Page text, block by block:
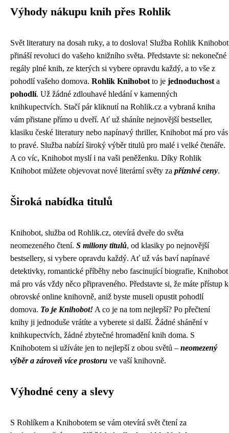
Výhody nákupu knih přes Rohlik
Svět literatury na dosah ruky, a to doslova! Služba Rohlik Knihobot
přináší revoluci do vašeho knižního světa. Představte si: nekonečné
regály plné knih, ze kterých si vybere opravdu každý, a to vše z
pohodlí vašeho domova. Rohlik Knihobot to je jednoduchost a
pohodlí. Už žádné zdlouhavé hledání v kamenných
knihkupectvích. Stačí pár kliknutí na Rohlik.cz a vybraná kniha
vám přistane přímo u dveří. Ať už sháníte nejnovější bestseller,
klasiku české literatury nebo napínavý thriller, Knihobot má pro vás
to pravé. Služba nabízí široký výběr titulů pro malé i velké čtenáře.
A co víc, Knihobot myslí i na vaši peněženku. Díky Rohlik
Knihobot můžete objevovat nové literární světy za příznivé ceny.
Široká nabídka titulů
Knihobot, služba od Rohlik.cz, otevírá dveře do světa
neomezeného čtení. S miliony titulů, od klasiky po nejnovější
bestsellery, si vybere opravdu každý. Ať už vás baví napínavé
detektivky, romantické příběhy nebo fascinující biografie, Knihobot
má pro vás vždy něco připraveného. Představte si, že máte přístup k
obrovské online knihovně, aniž byste museli opustit pohodlí
domova. To je Knihobot! A co je na tom nejlepší? Po přečtení
knihy ji jednoduše vrátíte a vyberete si další. Žádné shánění v
knihkupectvích, žádné zbytečné hromadění knih doma. S
Knihobotem si užíváte jen to nejlepší z obou světů – neomezený
výběr a zároveň více prostoru ve vaší knihovně.
Výhodné ceny a slevy
S Rohlíkem a Knihobotem se vám otevírá svět čtení za